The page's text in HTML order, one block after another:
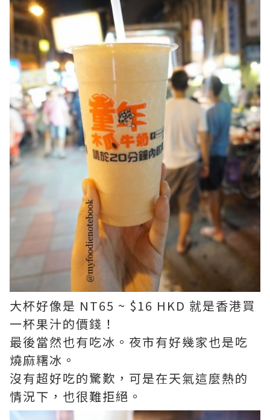
大杯好像是 NT65 ~ $16 HKD 就是香港買
一杯果汁的價錢！
最後當然也有吃冰。夜市有好幾家也是吃
燒麻糬冰。
沒有超好吃的驚歎，可是在天氣這麼熱的
情況下，也很難拒絕。